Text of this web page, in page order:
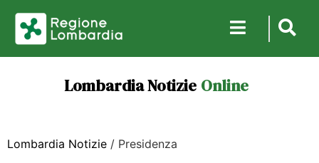
Lombardia Notizie Online
Lombardia Notizie / Presidenza